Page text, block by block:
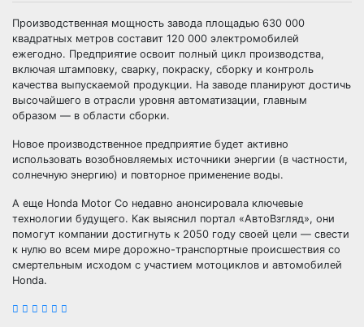
Производственная мощность завода площадью 630 000
квадратных метров составит 120 000 электромобилей
ежегодно. Предприятие освоит полный цикл производства,
включая штамповку, сварку, покраску, сборку и контроль
качества выпускаемой продукции. На заводе планируют достичь
высочайшего в отрасли уровня автоматизации, главным
образом — в области сборки.
Новое производственное предприятие будет активно
использовать возобновляемых источники энергии (в частности,
солнечную энергию) и повторное применение воды.
А еще Honda Motor Co недавно анонсировала ключевые
технологии будущего. Как выяснил портал «АвтоВзгляд», они
помогут компании достигнуть к 2050 году своей цели — свести
к нулю во всем мире дорожно-транспортные происшествия со
смертельным исходом с участием мотоциклов и автомобилей
Honda.